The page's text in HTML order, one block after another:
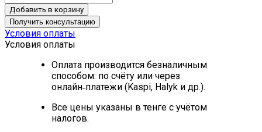
Добавить в корзину
Получить консультацию
Условия оплаты
Условия оплаты
Оплата производится безналичным
способом: по счёту или через
онлайн‑платежи (Kaspi, Halyk и др.).
Все цены указаны в тенге с учётом
налогов.